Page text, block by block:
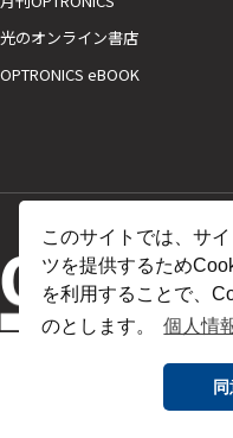
このサイトでは、サ
ツを提供するため
を利用することで、
のとします。
個人情
光のオンライン書店
OPTRONICS eBOOK